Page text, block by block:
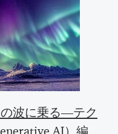
波に乗る―テク